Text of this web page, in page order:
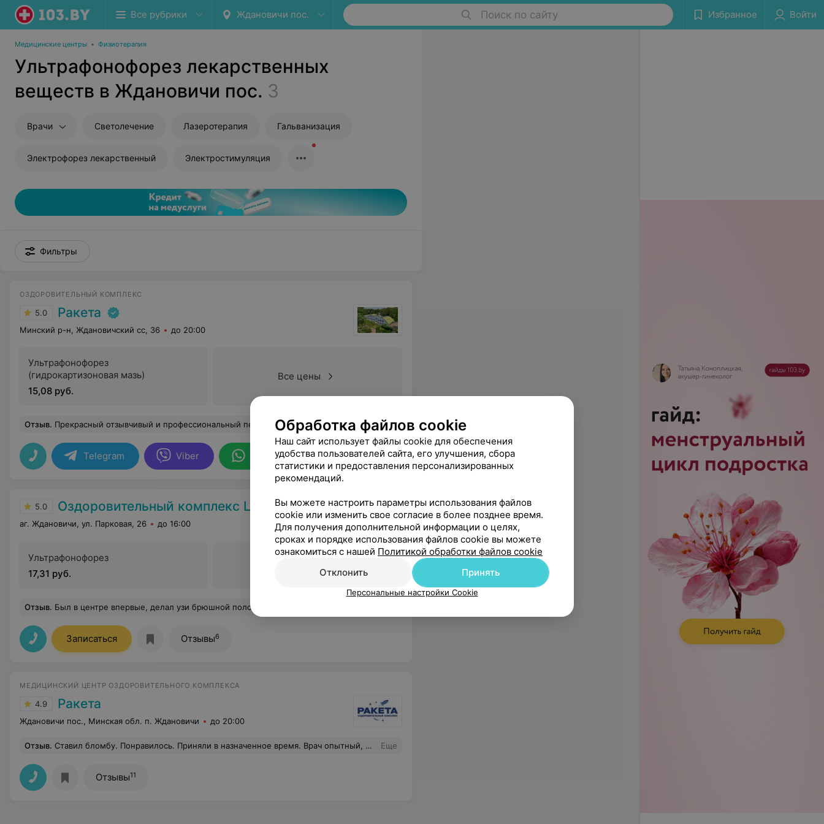
Все рубрики Ждановичи пос. Поиск по сайту Избранное Войти
Медицинские центры • Физиотерапия
Ультрафонофорез лекарственных
веществ в Ждановичи пос. 3
Врачи Светолечение Лазеротерапия Гальванизация
Электрофорез лекарственный Электростимуляция
Фильтры
ОЗДОРОВИТЕЛЬНЫЙ КОМПЛЕКС
5.0 Ракета
Минский р-н, Ждановичский сс, 36 до 20:00
Ультрафонофорез
(гидрокартизоновая мазь)
15,08 руб.
Все цены
Отзыв. Прекрасный отзывчивый и профессиональный персонал. Была приятно удивлена отношением к отдыхающим) Вкусная еда, множество процедур по невысоким ценам, бассейн и тренажерный зал хорошие, благоустроенная территория, рядом водохранилище со множеством птиц. Есть где погулять, подышать, насладиться природой. Номера приличные, очень чисто. В номере есть посуда, чайник, холодильник, тв. До города недалеко: на такси 10-15 минут до крупных торговых центров. Спасибо людям, которые там работают, они стараются на 100 %. Еще
Telegram Viber WhatsApp
5.0 Оздоровительный комплекс Центра подготовки кадров Минлесхоза
аг. Ждановичи, ул. Парковая, 26 до 16:00
Ультрафонофорез
17,31 руб.
Отзыв. Был в центре впервые, делал узи брюшной полости.Оборудование хорошее, так же замечательные специалисты и приятные цены!
Записаться Отзывы6
МЕДИЦИНСКИЙ ЦЕНТР ОЗДОРОВИТЕЛЬНОГО КОМПЛЕКСА
4.9 Ракета
Ждановичи пос., Минская обл. п. Ждановичи до 20:00
Отзыв. Ставил бломбу. Понравилось. Приняли в назначенное время. Врач опытный, делает аккуратно, профессионально. Как будет дальше стоять бломба посмотрим. Администратор вежливый Еще
Отзывы11
Обработка файлов cookie
Наш сайт использует файлы cookie для обеспечения
удобства пользователей сайта, его улучшения, сбора
статистики и предоставления персонализированных
рекомендаций.
Вы можете настроить параметры использования файлов
cookie или изменить свое согласие в более позднее время.
Для получения дополнительной информации о целях,
сроках и порядке использования файлов cookie вы можете
ознакомиться с нашей Политикой обработки файлов cookie
Отклонить
Принять
Персональные настройки Cookie